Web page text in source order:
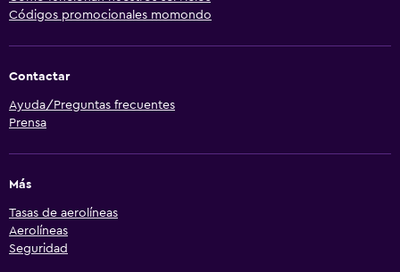
Códigos promocionales momondo
Contactar
Ayuda/Preguntas frecuentes
Prensa
Más
Tasas de aerolíneas
Aerolíneas
Seguridad